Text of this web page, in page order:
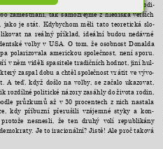
to jak z hlediska rodi-
zaměstnání, tak samozřejmě z hlediska větších
jako je stát. Kdybychom měli tato teoretická slo-
na reálný příklad, ideální budou nedávné
volby v USA. O tom, že osobnost Donalda
polarizovala americkou společnost, není sporu.
v něm viděli spasitele tradičních hodnot, jiní hul-
zaspal dobu a chtěl společnost vrátit ve vývo-
A teď, když došlo na volby, se začalo ukazovat,
rozdílné politické názory zasáhly do života rodin,
průzkumů až v 30 procentech z nich nastala
kdy příbuzní přerušili vzájemné styky a kon-
protože nesnesli, že ten druhý volí republikány
Je to iracionální? Jistě! Ale proč taková